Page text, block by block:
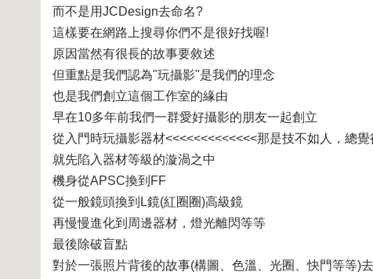
而不是用JCDesign去命名?
這樣要在網路上搜尋你們不是很好找喔!
原因當然有很長的故事要敘述
但重點是我們認為"玩攝影"是我們的理念
也是我們創立這個工作室的緣由
早在10多年前我們一群愛好攝影的朋友一起創立
從入門時玩攝影器材<<<<<<<<<<<<<那是技不如人，總
就先陷入器材等級的漩渦之中
機身從APSC換到FF
從一般鏡頭換到L鏡(紅圈圈)高級鏡
再慢慢進化到周邊器材，燈光離閃等等
最後除破盲點
對於一張照片背後的故事(構圖、色溫、光圈、快門等等)